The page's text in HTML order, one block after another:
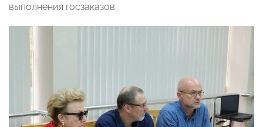
выполнения госзаказов.